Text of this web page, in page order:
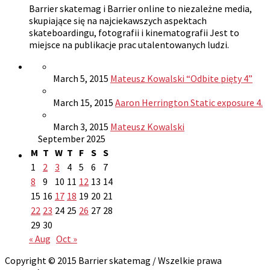
Barrier skatemag i Barrier online to niezależne media,
skupiające się na najciekawszych aspektach
skateboardingu, fotografii i kinematografii Jest to
miejsce na publikacje prac utalentowanych ludzi.
March 5, 2015 Mateusz Kowalski “Odbite pięty 4”
March 15, 2015 Aaron Herrington Static exposure 4.
March 3, 2015 Mateusz Kowalski
September 2025
M T W T F S S
1
2 3 4 5 6
7
8
9 10 11 12 13 14
15 16 17 18 19 20 21
22 23 24 25 26 27 28
29 30
« Aug Oct »
Copyright © 2015 Barrier skatemag / Wszelkie prawa